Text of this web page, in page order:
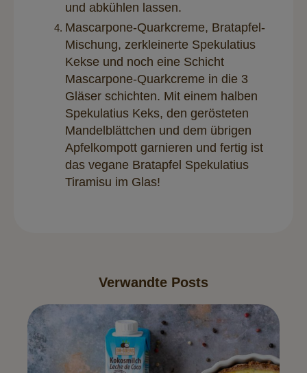
und abkühlen lassen.
Mascarpone-Quarkcreme, Bratapfel-
Mischung, zerkleinerte Spekulatius
Kekse und noch eine Schicht
Mascarpone-Quarkcreme in die 3
Gläser schichten. Mit einem halben
Spekulatius Keks, den gerösteten
Mandelblättchen und dem übrigen
Apfelkompott garnieren und fertig ist
das vegane Bratapfel Spekulatius
Tiramisu im Glas!
Verwandte Posts